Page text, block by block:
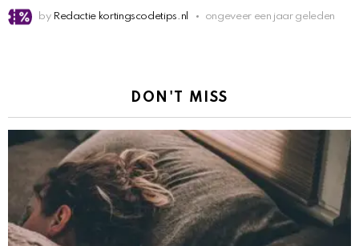
by Redactie kortingscodetips.nl ongeveer een jaar geleden
DON'T MISS